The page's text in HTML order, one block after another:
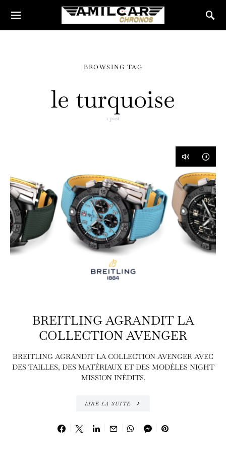
BROWSING TAG
le turquoise
1 post
BREITLING AGRANDIT LA
COLLECTION AVENGER
BREITLING AGRANDIT LA COLLECTION AVENGER AVEC
DES TAILLES, DES MATÉRIAUX ET DES MODÈLES NIGHT
MISSION INÉDITS.
LIRE LA SUITE